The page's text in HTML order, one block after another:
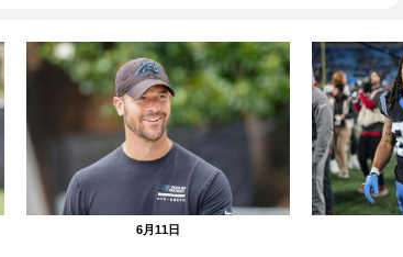
6月11日